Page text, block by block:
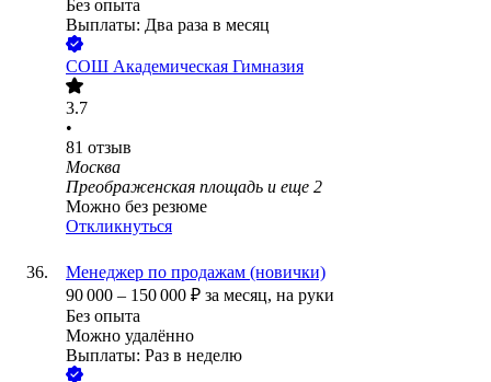
Без опыта
Выплаты: Два раза в месяц
СОШ Академическая Гимназия
3.7
•
81 отзыв
Москва
Преображенская площадь и еще 2
Можно без резюме
Откликнуться
Менеджер по продажам (новички)
90 000 – 150 000 ₽ за месяц, на руки
Без опыта
Можно удалённо
Выплаты: Раз в неделю